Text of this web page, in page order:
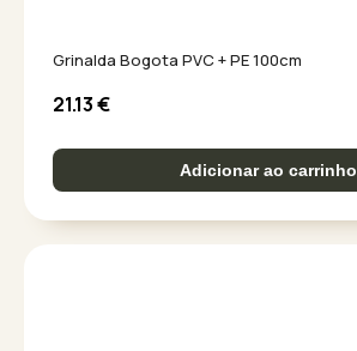
Grinalda Bogota PVC + PE 100cm
21.13€
Adicionar ao carrinho